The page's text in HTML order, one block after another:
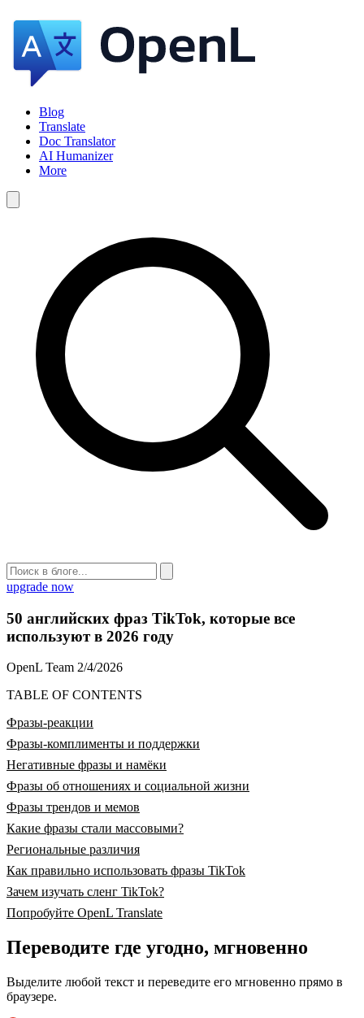
Blog
Translate
Doc Translator
AI Humanizer
More
upgrade now
50 английских фраз TikTok, которые все
используют в 2026 году
OpenL Team 2/4/2026
TABLE OF CONTENTS
Фразы-реакции
Фразы-комплименты и поддержки
Негативные фразы и намёки
Фразы об отношениях и социальной жизни
Фразы трендов и мемов
Какие фразы стали массовыми?
Региональные различия
Как правильно использовать фразы TikTok
Зачем изучать сленг TikTok?
Попробуйте OpenL Translate
Переводите где угодно, мгновенно
Выделите любой текст и переведите его мгновенно прямо в
браузере.